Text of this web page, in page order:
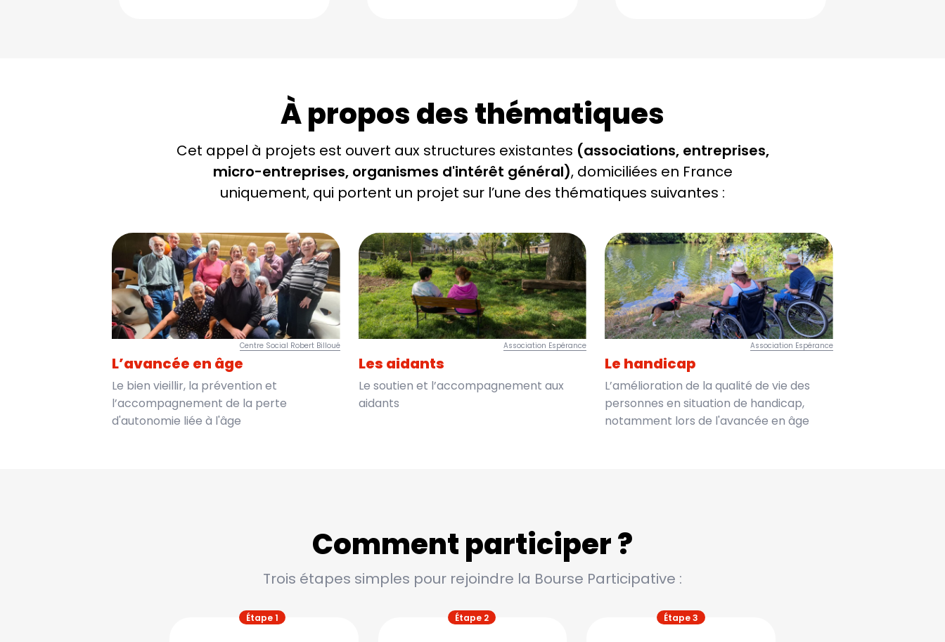
À propos des thématiques
Cet appel à projets est ouvert aux structures existantes (associations, entreprises,
micro-entreprises, organismes d'intérêt général), domiciliées en France
uniquement, qui portent un projet sur l’une des thématiques suivantes :
Centre Social Robert Billoué
L’avancée en âge
Le bien vieillir, la prévention et
l’accompagnement de la perte
d'autonomie liée à l'âge
Association Espérance
Les aidants
Le soutien et l’accompagnement aux
aidants
Association Espérance
Le handicap
L’amélioration de la qualité de vie des
personnes en situation de handicap,
notamment lors de l'avancée en âge
Comment participer ?
Trois étapes simples pour rejoindre la Bourse Participative :